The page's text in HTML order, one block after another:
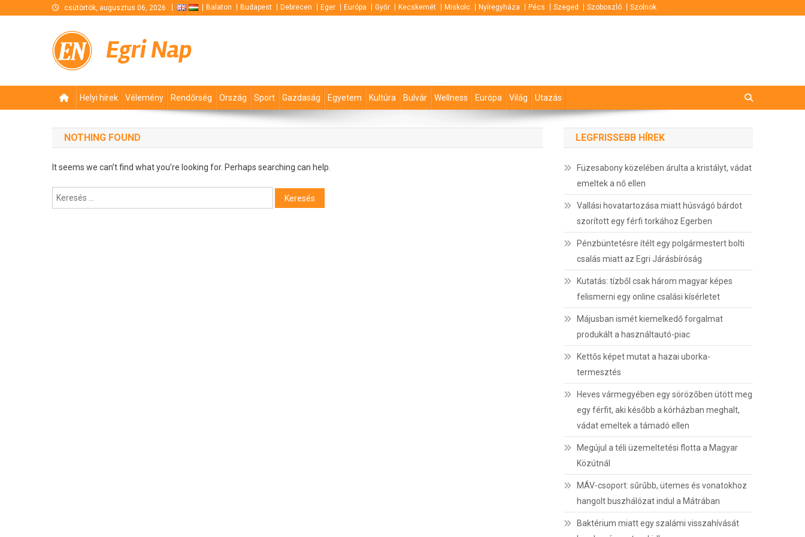
csütörtök, augusztus 06, 2026 Balaton Budapest Debrecen Eger Európa Győr Kecskemét Miskolc Nyíregyháza Pécs Szeged Szoboszló Szolnok
Egri Nap
Helyi hírek Vélemény Rendőrség Ország Sport Gazdaság Egyetem Kultúra Bulvár Wellness Európa Világ Utazás
NOTHING FOUND
It seems we can’t find what you’re looking for. Perhaps searching can help.
Keresés:
LEGFRISSEBB HÍREK
Füzesabony közelében árulta a kristályt, vádat
emeltek a nő ellen
Vallási hovatartozása miatt húsvágó bárdot
szorított egy férfi torkához Egerben
Pénzbüntetésre ítélt egy polgármestert bolti
csalás miatt az Egri Járásbíróság
Kutatás: tízből csak három magyar képes
felismerni egy online csalási kísérletet
Májusban ismét kiemelkedő forgalmat
produkált a használtautó-piac
Kettős képet mutat a hazai uborka-
termesztés
Heves vármegyében egy sörözőben ütött meg
egy férfit, aki később a kórházban meghalt,
vádat emeltek a támadó ellen
Megújul a téli üzemeltetési flotta a Magyar
Közútnál
MÁV-csoport: sűrűbb, ütemes és vonatokhoz
hangolt buszhálózat indul a Mátrában
Baktérium miatt egy szalámi visszahívását